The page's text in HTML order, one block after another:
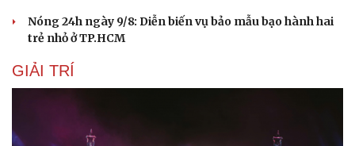
Nóng 24h ngày 9/8: Diễn biến vụ bảo mẫu bạo hành hai
trẻ nhỏ ở TP.HCM
GIẢI TRÍ